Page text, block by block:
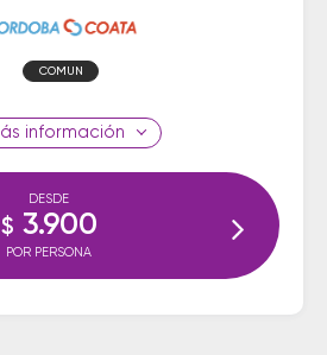
COMUN
información
DESDE
$ 3.900
POR PERSONA